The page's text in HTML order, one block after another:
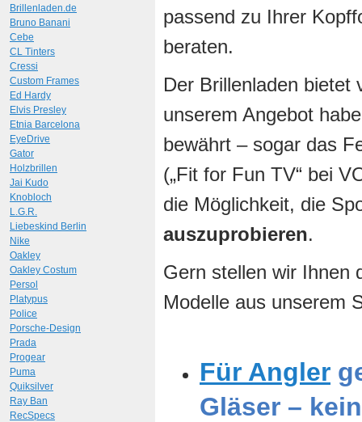
passend zu Ihrer
beraten.
Der Brillenladen bietet
unserem Angebot
bewährt – sogar das
(„Fit for Fun TV“ bei
die Möglichkeit, die
auszuprobieren.
Gern stellen wir Ihnen
Modelle aus unserem
Für Angler
Gläser –
Brillenladen.de
Bruno Banani
Cebe
CL Tinters
Cressi
Custom Frames
Ed Hardy
Elvis Presley
Etnia Barcelona
EyeDrive
Gator
Holzbrillen
Jai Kudo
Knobloch
L.G.R.
Liebeskind Berlin
Nike
Oakley
Oakley Costum
Persol
Platypus
Police
Porsche-Design
Prada
Progear
Puma
Quiksilver
Ray Ban
RecSpecs